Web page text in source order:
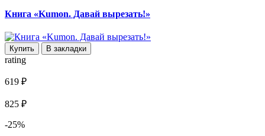
Книга «Kumon. Давай вырезать!»
Купить В закладки
rating
619 ₽
825 ₽
-25%